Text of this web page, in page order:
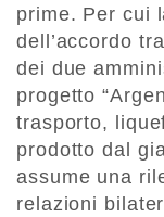
prime. Per cui
dell’accordo
dei due
progetto
trasporto,
prodotto dal
assume una
relazioni